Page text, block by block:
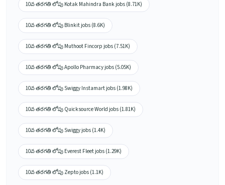
10వ తరగతి లోపు Kotak Mahindra Bank jobs (8.71K)
10వ తరగతి లోపు Blinkit jobs (8.6K)
10వ తరగతి లోపు Muthoot Fincorp jobs (7.51K)
10వ తరగతి లోపు Apollo Pharmacy jobs (5.05K)
10వ తరగతి లోపు Swiggy Instamart jobs (1.98K)
10వ తరగతి లోపు Quicksource World jobs (1.81K)
10వ తరగతి లోపు Swiggy jobs (1.4K)
10వ తరగతి లోపు Everest Fleet jobs (1.29K)
10వ తరగతి లోపు Zepto jobs (1.1K)